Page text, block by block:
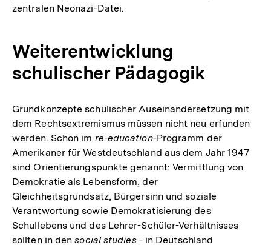
zentralen Neonazi-Datei.
Weiterentwicklung
schulischer Pädagogik
Grundkonzepte schulischer Auseinandersetzung mit
dem Rechtsextremismus müssen nicht neu erfunden
werden. Schon im re-education-Programm der
Amerikaner für Westdeutschland aus dem Jahr 1947
sind Orientierungspunkte genannt: Vermittlung von
Demokratie als Lebensform, der
Gleichheitsgrundsatz, Bürgersinn und soziale
Verantwortung sowie Demokratisierung des
Schullebens und des Lehrer-Schüler-Verhältnisses
sollten in densocial studies- in Deutschland